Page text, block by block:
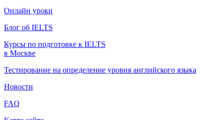
Онлайн уроки
Блог об IELTS
Курсы по подготовке к IELTS
в Москве
Тестирование на определение уровня английского языка
Новости
FAQ